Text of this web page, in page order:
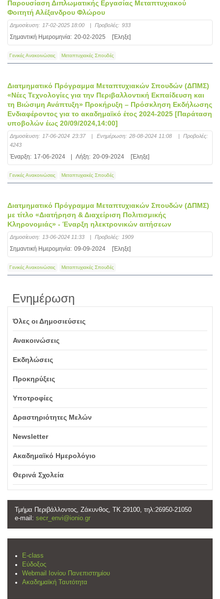
Παρουσίαση Διπλωματικής Εργασίας Μεταπτυχιακού
Φοιτητή Αλέξανδρου Φλώρου
Δημοσίευση: 17-02-2025 18:00 | Προβολές: 933
Σημαντική Ημερομηνία: 20-02-2025 [Έληξε]
Γενικές Ανακοινώσεις Μεταπτυχιακές Σπουδές
Διατμηματικό Πρόγραμμα Μεταπτυχιακών Σπουδών (ΔΠΜΣ)
«Νέες Τεχνολογίες για την Περιβαλλοντική Εκπαίδευση και
τη Βιώσιμη Ανάπτυξη» Προκήρυξη – Πρόσκληση Εκδήλωσης
Ενδιαφέροντος για το ακαδημαϊκό έτος 2024-2025 [Παράταση
υποβολών έως 20/09/2024,14:00]
Δημοσίευση: 17-06-2024 23:37 | Ενημέρωση: 28-08-2024 11:08 |
Προβολές:
4243
Έναρξη: 17-06-2024 | Λήξη: 20-09-2024 [Έληξε]
Γενικές Ανακοινώσεις Μεταπτυχιακές Σπουδές
Διατμηματικό Πρόγραμμα Μεταπτυχιακών Σπουδών (ΔΠΜΣ)
με τίτλο «Διατήρηση & Διαχείριση Πολιτισμικής
Κληρονομιάς» - Έναρξη ηλεκτρονικών αιτήσεων
Δημοσίευση: 13-06-2024 11:33 | Προβολές: 1909
Σημαντική Ημερομηνία: 09-09-2024 [Έληξε]
Γενικές Ανακοινώσεις Μεταπτυχιακές Σπουδές
Ενημέρωση
Όλες οι Δημοσιεύσεις
Ανακοινώσεις
Εκδηλώσεις
Προκηρύξεις
Υποτροφίες
Δραστηριότητες Μελών
Newsletter
Ακαδημαϊκό Ημερολόγιο
Θερινά Σχολεία
Τμήμα Περιβάλλοντος, Ζάκυνθος, ΤΚ 29100, τηλ:26950-21050
e-mail: secr_envi@ionio.gr
E-class
Εύδοξος
Webmail Ιονίου Πανεπιστημίου
Ακαδημαϊκή Ταυτότητα